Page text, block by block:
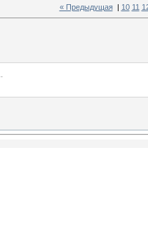
« Предыдущая| 10 11